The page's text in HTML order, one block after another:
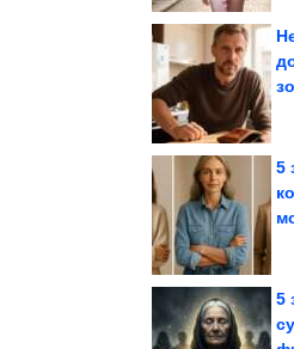
5
5